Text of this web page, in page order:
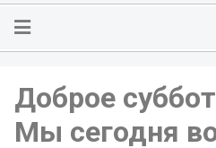
Доброе
Мы сегодня